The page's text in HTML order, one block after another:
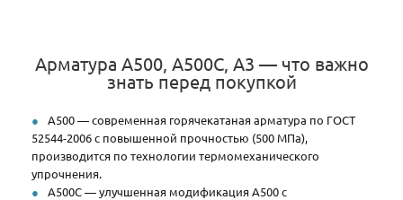
Арматура А500, А500С, А3 — что важно
знать перед покупкой
А500 — современная горячекатаная арматура по ГОСТ
52544-2006 с повышенной прочностью (500 МПа),
производится по технологии термомеханического
упрочнения.
А500С — улучшенная модификация А500 с